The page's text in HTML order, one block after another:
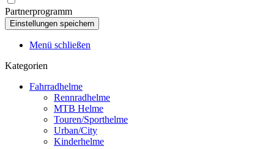
Partnerprogramm
Menü schließen
Kategorien
Fahrradhelme
Rennradhelme
MTB Helme
Touren/Sporthelme
Urban/City
Kinderhelme